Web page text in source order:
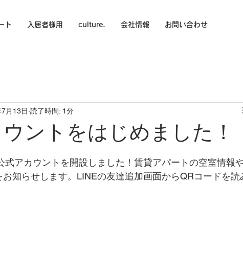
ト 入居者様用 culture. 会社情報 お問い合わせ
ントをはじめました！
月13日 読了時間: 1分
式アカウントを開設しました！賃貸アパートの空室情報
知らせします。LINEの友達追加画面からQRコードを読